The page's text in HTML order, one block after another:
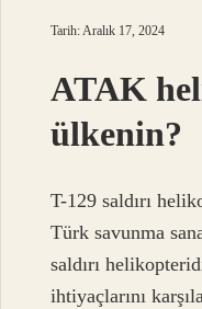
Tarih: Aralık 17, 2024
ATAK
ülkenin?
T-129 saldırı
Türk savunma
saldırı
ihtiyaçlarını